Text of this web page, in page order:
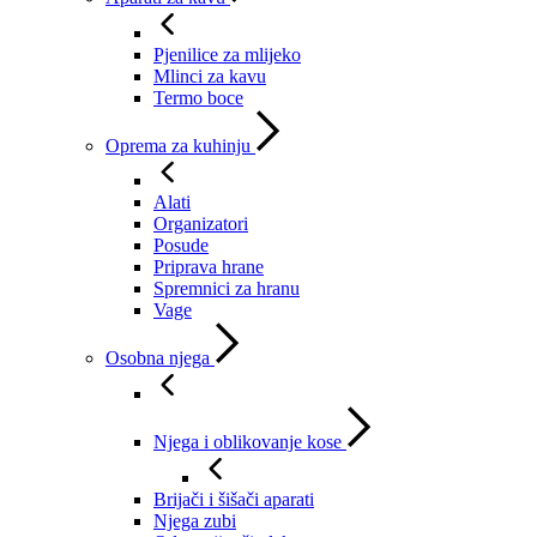
Pjenilice za mlijeko
Mlinci za kavu
Termo boce
Oprema za kuhinju
Alati
Organizatori
Posude
Priprava hrane
Spremnici za hranu
Vage
Osobna njega
Njega i oblikovanje kose
Brijači i šišači aparati
Njega zubi